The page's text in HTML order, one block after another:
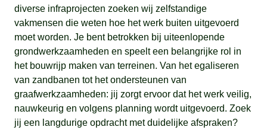
diverse infraprojecten zoeken wij zelfstandige
vakmensen die weten hoe het werk buiten uitgevoerd
moet worden. Je bent betrokken bij uiteenlopende
grondwerkzaamheden en speelt een belangrijke rol in
het bouwrijp maken van terreinen. Van het egaliseren
van zandbanen tot het ondersteunen van
graafwerkzaamheden: jij zorgt ervoor dat het werk veilig,
nauwkeurig en volgens planning wordt uitgevoerd. Zoek
jij een langdurige opdracht met duidelijke afspraken?